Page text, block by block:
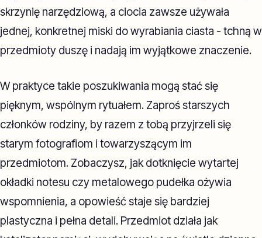
skrzynię narzędziową, a ciocia zawsze używała
jednej, konkretnej miski do wyrabiania ciasta - tchną w
przedmioty duszę i nadają im wyjątkowe znaczenie.
W praktyce takie poszukiwania mogą stać się
pięknym, wspólnym rytuałem. Zaproś starszych
członków rodziny, by razem z tobą przyjrzeli się
starym fotografiom i towarzyszącym im
przedmiotom. Zobaczysz, jak dotknięcie wytartej
okładki notesu czy metalowego pudełka ożywia
wspomnienia, a opowieść staje się bardziej
plastyczna i pełna detali. Przedmiot działa jak